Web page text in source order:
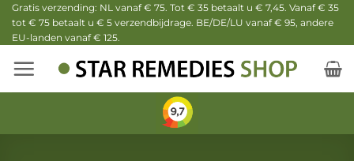
Ga
naar
inhoud
Gratis verzending: NL vanaf € 75. Tot € 35 betaalt u € 7,45. Vanaf € 35
tot € 75 betaalt u € 5 verzendbijdrage. BE/DE/LU vanaf € 95, andere
EU-landen vanaf € 125.